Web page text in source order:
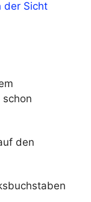
der Sicht
den